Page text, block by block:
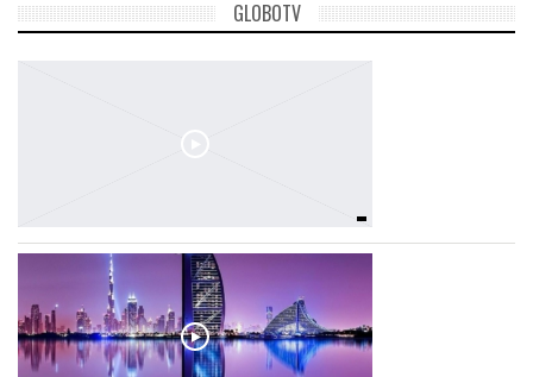
GLOBOTV